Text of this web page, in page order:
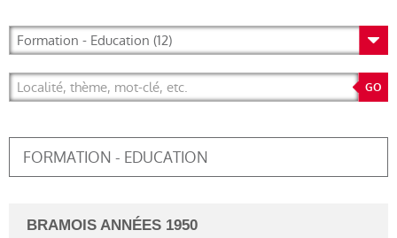
FORMATION - EDUCATION
BRAMOIS ANNÉES 1950